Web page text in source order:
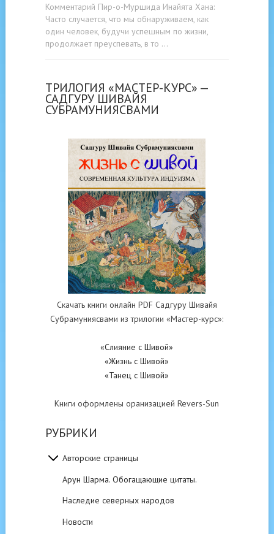
Комментарий Пир-о-Муршида Инайята Хана:
Часто случается, что мы обнаруживаем, как
один человек, будучи успешным по жизни,
продолжает преуспевать, в то …
ТРИЛОГИЯ «МАСТЕР-КУРС» —
САДГУРУ ШИВАЙЯ
СУБРАМУНИЯСВАМИ
Скачать книги онлайн PDF Садгуру Шивайя
Субрамуниясвами из трилогии «Мастер-курс»:
«Слияние с Шивой»
«Жизнь с Шивой»
«Танец с Шивой»
Книги оформлены оранизацией Revers-Sun
РУБРИКИ
Авторские страницы
Арун Шарма. Обогащающие цитаты.
Наследие северных народов
Новости